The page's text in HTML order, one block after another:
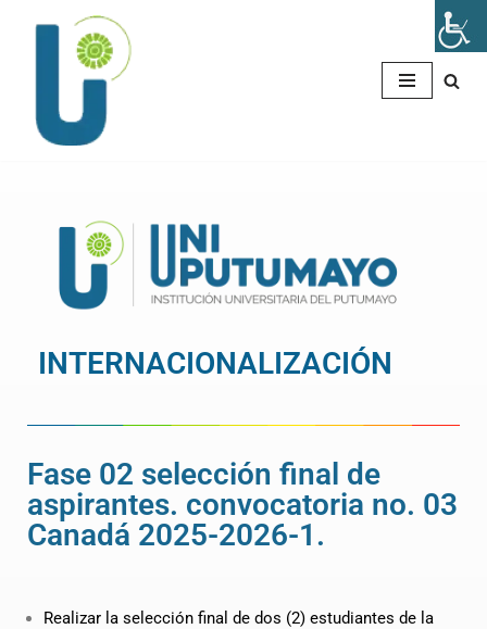
contenido
INTERNACIONALIZACIÓN
Fase 02 selección final de
aspirantes. convocatoria no. 03
Canadá 2025-2026-1.
Realizar la selección final de dos (2) estudiantes de la